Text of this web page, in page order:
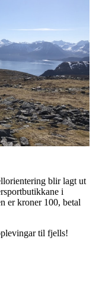
blir lagt ut
i
er kroner 100, betal
til fjells!